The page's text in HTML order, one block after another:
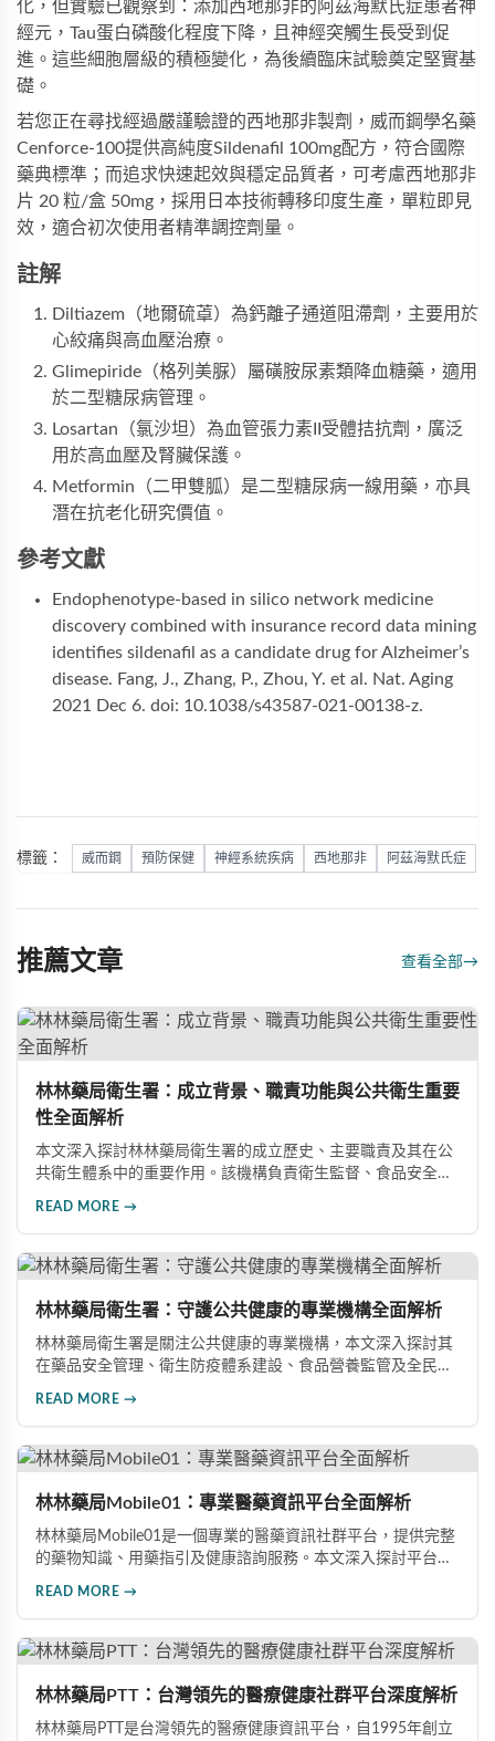
化，但實驗已觀察到：添加西地那非的阿茲海默氏症患者神
經元，Tau蛋白磷酸化程度下降，且神經突觸生長受到促
進。這些細胞層級的積極變化，為後續臨床試驗奠定堅實基
礎。
若您正在尋找經過嚴謹驗證的西地那非製劑， 威而鋼學名藥
Cenforce-100提供高純度Sildenafil 100mg配方，符合國際
藥典標準；而追求快速起效與穩定品質者，可考慮西地那非
片 20 粒/盒 50mg ，採用日本技術轉移印度生產，單粒即見
效，適合初次使用者精準調控劑量。
註解
Diltiazem（地爾硫䓬）為鈣離子通道阻滯劑，主要用於
心絞痛與高血壓治療。
Glimepiride（格列美脲）屬磺胺尿素類降血糖藥，適用
於二型糖尿病管理。
Losartan（氯沙坦）為血管張力素II受體拮抗劑，廣泛
用於高血壓及腎臟保護。
Metformin（二甲雙胍）是二型糖尿病一線用藥，亦具
潛在抗老化研究價值。
參考文獻
Endophenotype-based in silico network medicine
discovery combined with insurance record data mining
identifies sildenafil as a candidate drug for Alzheimer’s
disease. Fang, J., Zhang, P., Zhou, Y. et al. Nat. Aging
2021 Dec 6. doi: 10.1038/s43587-021-00138-z.
標籤： 威而鋼 預防保健 神經系統疾病 西地那非 阿茲海默氏症
推薦文章 查看全部→
林林藥局衛生署：成立背景、職責功能與公共衛生重要
性全面解析
本文深入探討林林藥局衛生署的成立歷史、主要職責及其在公
共衛生體系中的重要作用。該機構負責衛生監督、食品安全管
READ MORE →
林林藥局衛生署：守護公共健康的專業機構全面解析
林林藥局衛生署是關注公共健康的專業機構，本文深入探討其
在藥品安全管理、衛生防疫體系建設、食品營養監管及全民健
體健康水準。
READ MORE →
林林藥局Mobile01：專業醫藥資訊平台全面解析
林林藥局Mobile01是一個專業的醫藥資訊社群平台，提供完整
的藥物知識、用藥指引及健康諮詢服務。本文深入探討平台四
人健康。
READ MORE →
林林藥局PTT：台灣領先的醫療健康社群平台深度解析
林林藥局PTT是台灣領先的醫療健康資訊平台，自1995年創立